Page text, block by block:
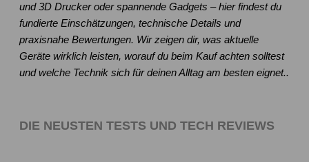
und 3D Drucker oder spannende Gadgets – hier findest du
fundierte Einschätzungen, technische Details und
praxisnahe Bewertungen. Wir zeigen dir, was aktuelle
Geräte wirklich leisten, worauf du beim Kauf achten solltest
und welche Technik sich für deinen Alltag am besten eignet..
DIE NEUSTEN TESTS UND TECH REVIEWS